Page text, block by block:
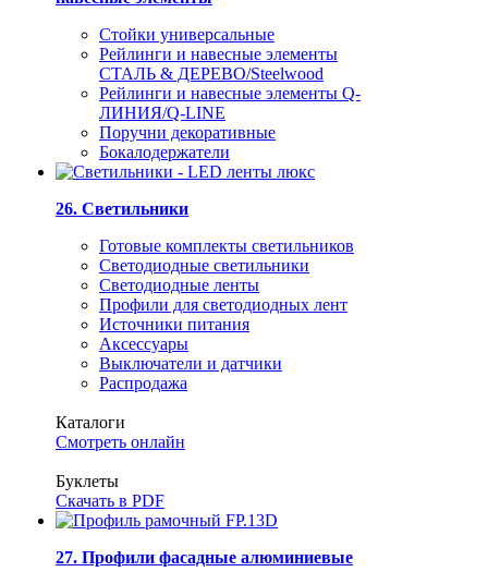
Стойки универсальные
Рейлинги и навесные элементы
СТАЛЬ & ДЕРЕВО/Steelwood
Рейлинги и навесные элементы Q-
ЛИНИЯ/Q-LINE
Поручни декоративные
Бокалодержатели
26. Светильники
Готовые комплекты светильников
Светодиодные светильники
Светодиодные ленты
Профили для светодиодных лент
Источники питания
Аксессуары
Выключатели и датчики
Распродажа
Каталоги
Смотреть онлайн
Буклеты
Скачать в PDF
27. Профили фасадные алюминиевые